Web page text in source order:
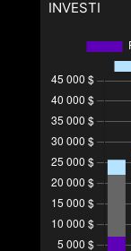
INVESTI